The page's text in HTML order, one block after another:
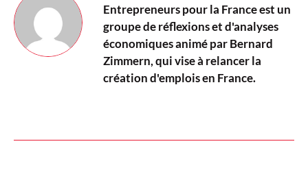
Entrepreneurs pour la France est un
groupe de réflexions et d'analyses
économiques animé par Bernard
Zimmern, qui vise à relancer la
création d'emplois en France.